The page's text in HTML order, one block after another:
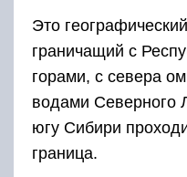
Это
граничащий с
горами, с севера
водами Северного
югу Сибири
граница.